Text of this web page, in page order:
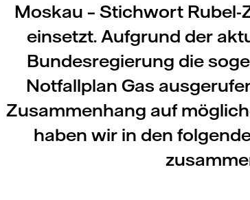
Moskau – Stichwort
einsetzt. Aufgrund der
Bundesregierung die
Notfallplan Gas
Zusammenhang auf
haben wir in den